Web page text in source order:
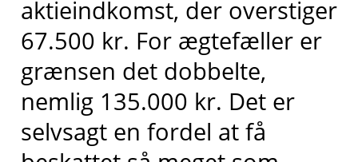
aktieindkomst, der overstiger
67.500 kr. For ægtefæller er
grænsen det dobbelte,
nemlig 135.000 kr. Det er
selvsagt en fordel at få